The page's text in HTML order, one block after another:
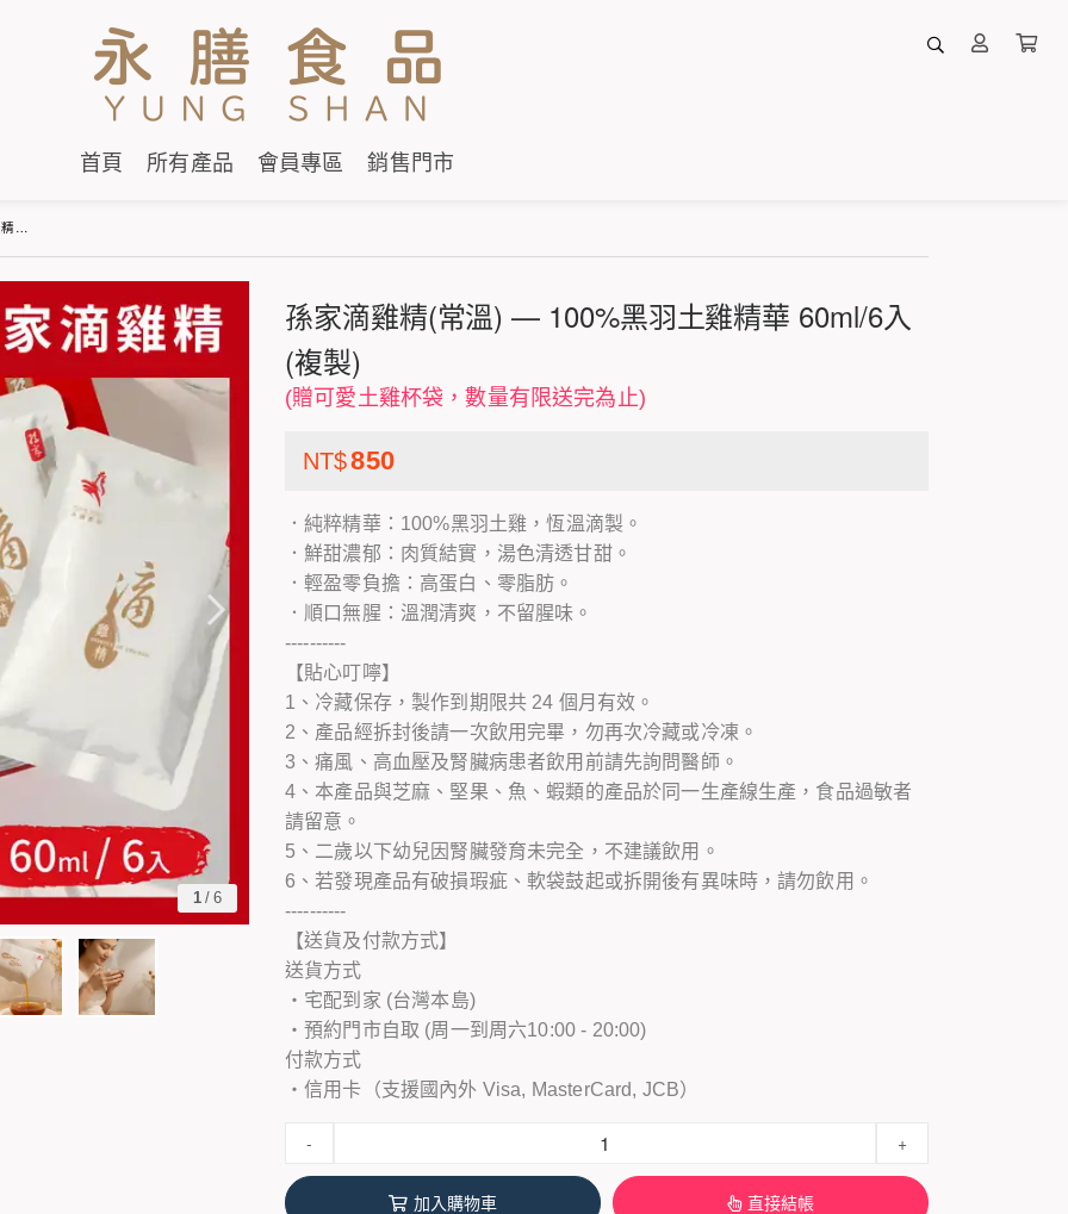
首頁 所有產品 會員專區 銷售門市
)
1 / 6
孫家滴雞精(常溫) — 100%黑羽土雞精華 60ml/6入
(複製)
(贈可愛土雞杯袋，數量有限送完為止)
NT$850
．純粹精華：100%黑羽土雞，恆溫滴製。
．鮮甜濃郁：肉質結實，湯色清透甘甜。
．輕盈零負擔：高蛋白、零脂肪。
．順口無腥：溫潤清爽，不留腥味。
----------
【貼心叮嚀】
1、冷藏保存，製作到期限共 24 個月有效。
2、產品經拆封後請一次飲用完畢，勿再次冷藏或冷凍。
3、痛風、高血壓及腎臟病患者飲用前請先詢問醫師。
4、本產品與芝麻、堅果、魚、蝦類的產品於同一生產線生產，食品過敏者
請留意。
5、二歲以下幼兒因腎臟發育未完全，不建議飲用。
6、若發現產品有破損瑕疵、軟袋鼓起或拆開後有異味時，請勿飲用。
----------
【送貨及付款方式】
送貨方式
・宅配到家 (台灣本島)
・預約門市自取 (周一到周六10:00 - 20:00)
付款方式
・信用卡（支援國內外 Visa, MasterCard, JCB）
- +
加入購物車 直接結帳